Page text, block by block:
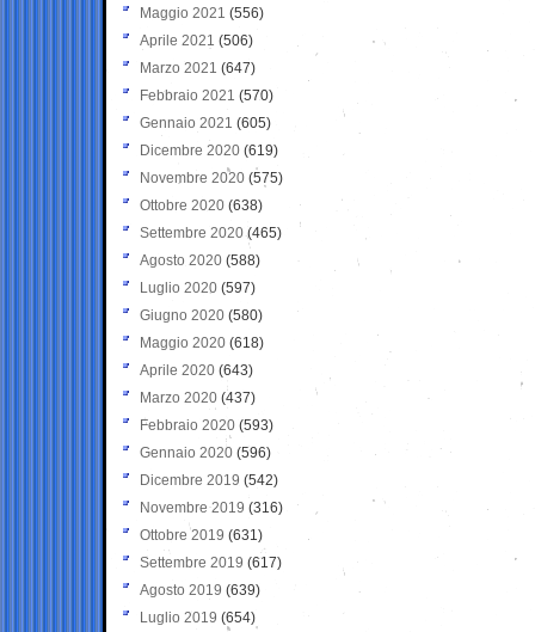
Maggio 2021 (556)
Aprile 2021 (506)
Marzo 2021 (647)
Febbraio 2021 (570)
Gennaio 2021 (605)
Dicembre 2020 (619)
Novembre 2020 (575)
Ottobre 2020 (638)
Settembre 2020(465)
Agosto 2020 (588)
Luglio 2020 (597)
Giugno 2020 (580)
Maggio 2020 (618)
Aprile 2020 (643)
Marzo 2020 (437)
Febbraio 2020 (593)
Gennaio 2020 (596)
Dicembre 2019 (542)
Novembre 2019 (316)
Ottobre 2019 (631)
Settembre 2019 (617)
Agosto 2019 (639)
Luglio 2019 (654)